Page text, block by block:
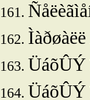
ÜáõÛÝ
ÜáõÛÝ